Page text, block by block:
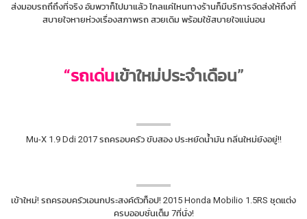
ส่งมอบรถถึถึงที่จริง อัมพวาก็ไปมาแล้ว ไกลแค่ไหนทางร้านก็มีบริการจัดส่งให้ถึงที่
สบายใจหายห่วงเรื่องสภาพรถ สวยเดิม พร้อมใช้สบายใจแน่นอน
“รถเด่นเข้าใหม่ประจำเดือน”
Mu-X 1.9 Ddi 2017 รถครอบครัว ขับสอง ประหยัดน้ำมัน กลิ่นใหม่ยังอยู่!!
เข้าใหม่! รถครอบครัวเอนกประสงค์ตัวท็อป! 2015 Honda Mobilio 1.5RS ชุดแต่ง
ครบออบชั่นเต็ม 7ที่นั่ง!